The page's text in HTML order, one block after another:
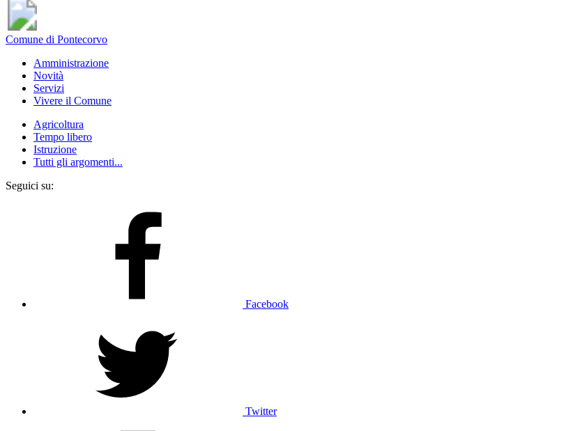
Comune di Pontecorvo
Amministrazione
Novità
Servizi
Vivere il Comune
Agricoltura
Tempo libero
Istruzione
Tutti gli argomenti...
Seguici su:
Facebook
Twitter